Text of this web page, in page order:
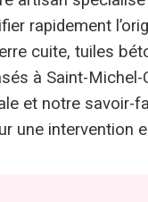
rapidement
cuite, tuiles
à Saint-Michel-
et notre savoir-
une intervention